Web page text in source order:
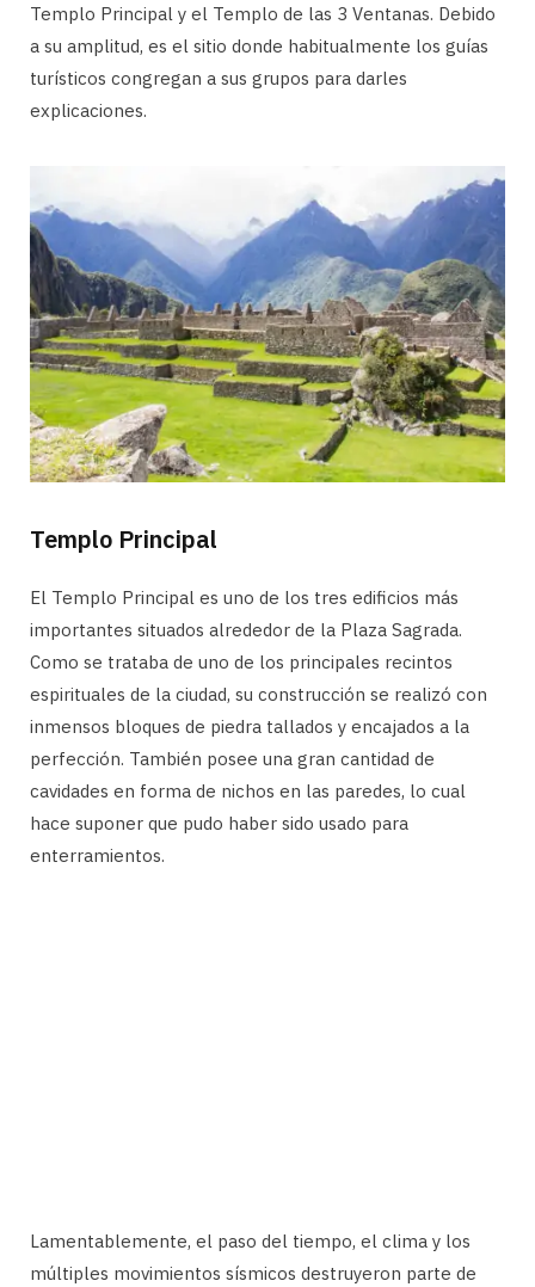
Templo Principal y el Templo de las 3 Ventanas. Debido
a su amplitud, es el sitio donde habitualmente los guías
turísticos congregan a sus grupos para darles
explicaciones.
Templo Principal
El Templo Principal es uno de los tres edificios más
importantes situados alrededor de la Plaza Sagrada.
Como se trataba de uno de los principales recintos
espirituales de la ciudad, su construcción se realizó con
inmensos bloques de piedra tallados y encajados a la
perfección. También posee una gran cantidad de
cavidades en forma de nichos en las paredes, lo cual
hace suponer que pudo haber sido usado para
enterramientos.
Lamentablemente, el paso del tiempo, el clima y los
múltiples movimientos sísmicos destruyeron parte de